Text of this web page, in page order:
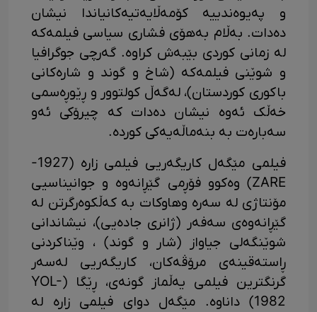
و پەیوەندییە کۆمەڵایەتیەکانیاندا نیشان
دەدات. بەڵام بەهۆی فشاری سیاسی فیلمەکە
لە زمانی کوردی بێبەش کراوە. گەرچی جوگرافیا
و شوێنی فیلمەکە (شاخ و گوند و شارەکانی
باکوری کوردستان)، لەگەڵ کولتوور و ڕێوڕەسمی
خەڵک ئەوە نیشان دەدات کە چیرۆکی ئەو
سەبارەت بە بنەماڵەیەکی کورده.
فیلمی مێگەل کاریگەریی فیلمی زاره­ (1927-
ZARE) وەکوو فۆڕمی گێڕانەوە و جوانیناسیی
مۆنتاژی له سە­ره وهاوکات بە کەڵکوەرگرتن لە
گێڕانەوە­ی سەفەر (ژانری جادەیی)، نیشاندانی
شوێنگەلی جیاواز (شار و گوند) ، وێناکردنی
ڕاستەقینەی مرۆڤەکان، ­کاریگەریی لەسەر
گرنگترین فیلمی یەڵماز گونەی، ڕێگا (YOL-
1982) داناوه. مێگەل دوای فیلمی زارە له